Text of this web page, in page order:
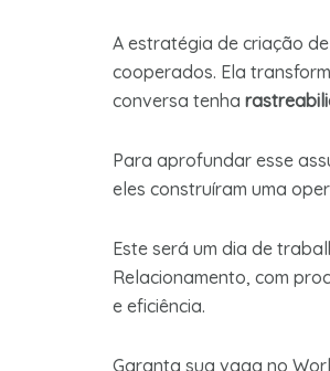
A estratégia de criação
cooperados. Ela
conversa tenha
Para aprofundar esse
eles construíram uma
Este será um dia de
Relacionamento, com
e eficiência.
Garanta sua vaga no